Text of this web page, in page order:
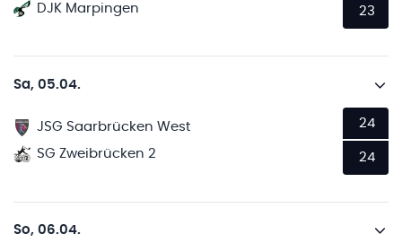
DJK Marpingen
23
Sa, 05.04.
JSG Saarbrücken West
SG Zweibrücken 2
24
24
So, 06.04.